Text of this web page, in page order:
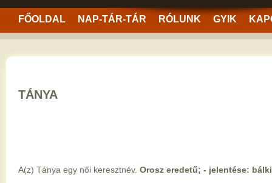
FŐOLDAL NAP-TÁR-TÁR RÓLUNK GYIK
TÁNYA
A(z) Tánya egy női keresztnév. Orosz eredetű; - jelentése: